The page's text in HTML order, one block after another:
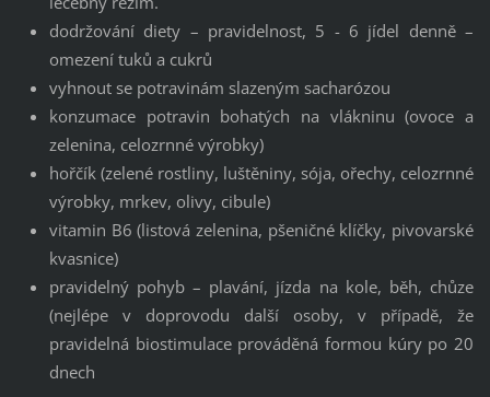
dodržování diety – pravidelnost, 5 - 6 jídel denně –
omezení tuků a cukrů
vyhnout se potravinám slazeným sacharózou
konzumace potravin bohatých na vlákninu (ovoce a
zelenina, celozrnné výrobky)
hořčík (zelené rostliny, luštěniny, sója, ořechy, celozrnné
výrobky, mrkev, olivy, cibule)
vitamin B6 (listová zelenina, pšeničné klíčky, pivovarské
kvasnice)
pravidelný pohyb – plavání, jízda na kole, běh, chůze
(nejlépe v doprovodu další osoby, v případě, že
pravidelná biostimulace prováděná formou kúry po 20
dnech